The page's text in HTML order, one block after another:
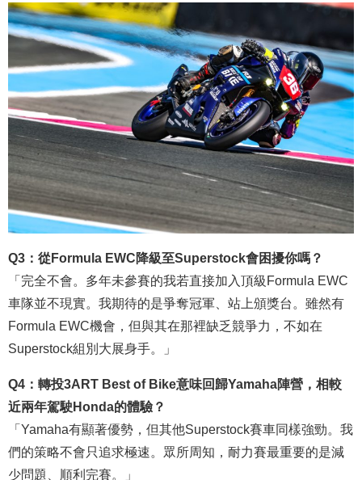
Q3：從Formula EWC降級至Superstock會困擾你嗎？
「完全不會。多年未參賽的我若直接加入頂級Formula EWC
車隊並不現實。我期待的是爭奪冠軍、站上頒獎台。雖然有
Formula EWC機會，但與其在那裡缺乏競爭力，不如在
Superstock組別大展身手。」
Q4：轉投3ART Best of Bike意味回歸Yamaha陣營，相較
近兩年駕駛Honda的體驗？
「Yamaha有顯著優勢，但其他Superstock賽車同樣強勁。我
們的策略不會只追求極速。眾所周知，耐力賽最重要的是減
少問題、順利完賽。」